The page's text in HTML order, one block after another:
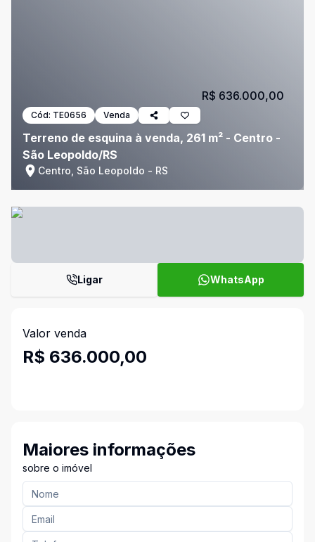
Cód: TE0656 Venda
Terreno de esquina à venda, 261 m² - Centro -
São Leopoldo/RS
Centro, São Leopoldo - RS
R$ 636.000,00
Ligar WhatsApp
Valor venda
R$ 636.000,00
Maiores informações
sobre o imóvel